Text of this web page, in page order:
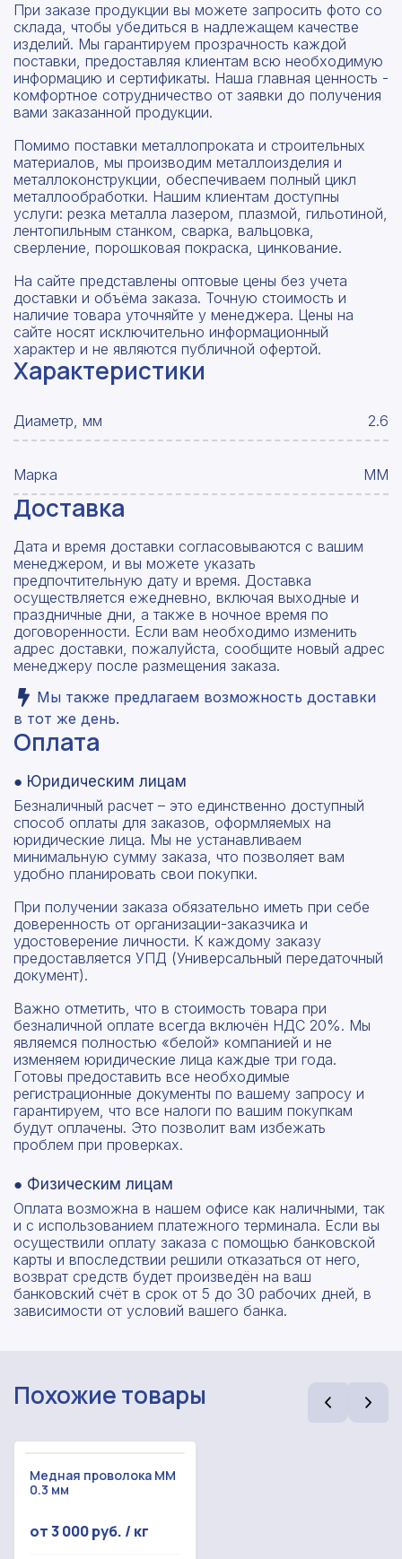
При заказе продукции вы можете запросить фото со
склада, чтобы убедиться в надлежащем качестве
изделий. Мы гарантируем прозрачность каждой
поставки, предоставляя клиентам всю необходимую
информацию и сертификаты. Наша главная ценность -
комфортное сотрудничество от заявки до получения
вами заказанной продукции.
Помимо поставки металлопроката и строительных
материалов, мы производим металлоизделия и
металлоконструкции, обеспечиваем полный цикл
металлообработки. Нашим клиентам доступны
услуги: резка металла лазером, плазмой, гильотиной,
лентопильным станком, сварка, вальцовка,
сверление, порошковая покраска, цинкование.
На сайте представлены оптовые цены без учета
доставки и объёма заказа. Точную стоимость и
наличие товара уточняйте у менеджера. Цены на
сайте носят исключительно информационный
характер и не являются публичной офертой.
Характеристики
Диаметр, мм 2.6
Марка ММ
Доставка
Дата и время доставки согласовываются с вашим
менеджером, и вы можете указать
предпочтительную дату и время. Доставка
осуществляется ежедневно, включая выходные и
праздничные дни, а также в ночное время по
договоренности. Если вам необходимо изменить
адрес доставки, пожалуйста, сообщите новый адрес
менеджеру после размещения заказа.
Мы также предлагаем возможность доставки
в тот же день.
Оплата
● Юридическим лицам
Безналичный расчет – это единственно доступный
способ оплаты для заказов, оформляемых на
юридические лица. Мы не устанавливаем
минимальную сумму заказа, что позволяет вам
удобно планировать свои покупки.
При получении заказа обязательно иметь при себе
доверенность от организации-заказчика и
удостоверение личности. К каждому заказу
предоставляется УПД (Универсальный передаточный
документ).
Важно отметить, что в стоимость товара при
безналичной оплате всегда включён НДС 20%. Мы
являемся полностью «белой» компанией и не
изменяем юридические лица каждые три года.
Готовы предоставить все необходимые
регистрационные документы по вашему запросу и
гарантируем, что все налоги по вашим покупкам
будут оплачены. Это позволит вам избежать
проблем при проверках.
● Физическим лицам
Оплата возможна в нашем офисе как наличными, так
и с использованием платежного терминала. Если вы
осуществили оплату заказа с помощью банковской
карты и впоследствии решили отказаться от него,
возврат средств будет произведён на ваш
банковский счёт в срок от 5 до 30 рабочих дней, в
зависимости от условий вашего банка.
Похожие товары
Медная проволока ММ
0.3 мм
от 3 000 руб. / кг